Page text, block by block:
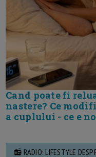
Cand poate fi
nastere? Ce
a cuplului - ce e
📻 RADIO: LIFESTYLE